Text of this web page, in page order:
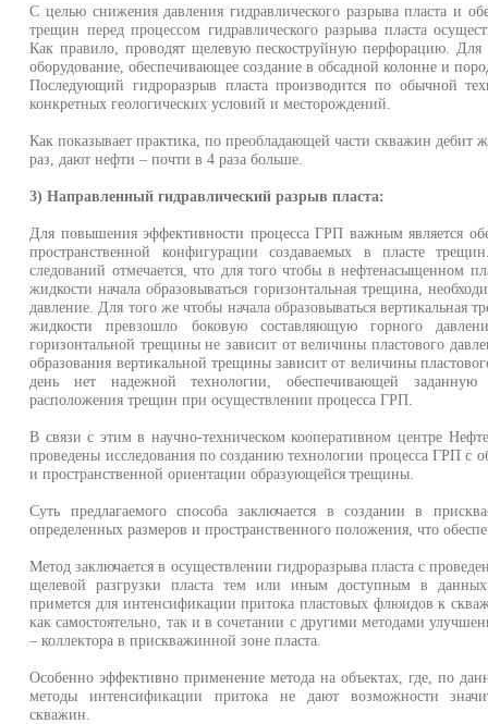
С целью снижения давления гидравлического разрыва пласта и
трещин перед процессом гидравлического разрыва пласта
Как правило, проводят щелевую пескоструйную перфорацию. Для
оборудование, обеспечивающее создание в обсадной колонне и
Последующий гидроразрыв пласта производится по обычной
конкретных геологических условий и месторождений.
Как показывает практика, по преобладающей части скважин дебит
раз, дают нефти – почти в 4 раза больше.
3) Направленный гидравлический разрыв пласта:
Для повышения эффективности процесса ГРП важным является
пространственной конфигура­ции создаваемых в пласте
следований отмечается, что для того чтобы в нефтенасыщенном
жидкости начала образовываться горизонтальная трещина,
давление. Для того же чтобы начала образовываться вертикаль­ная
жидкости превзошло бо­ковую составляющую горного
горизонтальной трещины не зависит от величины пластового
образования вертикальной трещины зависит от величины
день нет надежной технологии, обеспечивающей заданную
расположения трещин при осуще­ствлении процесса ГРП.
В связи с этим в научно-техническом кооперативном центре
проведены исследования по созданию технологии процесса ГРП с
и пространственной ориентации образующейся трещи­ны.
Суть предлагаемого способа заключается в создании в
определенных размеров и простран­ственного положения, что
Метод заключается в осуществлении гидроразрыва пласта с
щелевой разгрузки пласта тем или иным доступным в
примется для интенсификации притока пластовых флюидов к
как самостоятельно, так и в сочетании с другими методами
– коллектора в прискважинной зоне пласта.
Особенно эффективно применение метода на объектах, где, по
методы интенсификации притока не дают возможности
скважин.